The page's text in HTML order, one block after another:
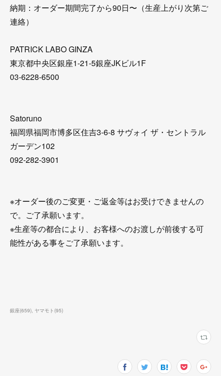
納期：オーダー期間完了から90日〜（生産上がり次第ご
連絡）
PATRICK LABO GINZA
東京都中央区銀座1-21-5銀座JKビル1F
03-6228-6500
Satoruno
福岡県福岡市博多区住吉3-6-8 サヴォイ ザ・セントラル
ガーデン102
092-282-3901
※オーダー後のご変更・ご返金等はお受けできませんの
で。ご了承願います。
※生産等の都合により、お客様へのお渡しが前後する可
能性がある事をご了承願います。
銀座(659) ヤマモト(95)